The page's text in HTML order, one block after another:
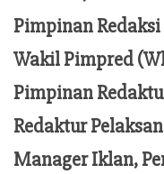
Pimpinan Redaksi
Wakil Pimpred
Pimpinan
Redaktur
Manager Iklan,